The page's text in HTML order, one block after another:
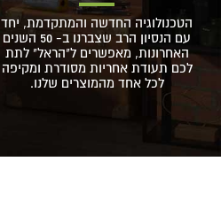
הטכנולוגיה החדשה והמתקדמת, יחד
עם הנסיון הרב שצברנו ב- 50 השנים
האחרונות, מאפשרים ל"הראל" לתת
לכם תעודת אחריות מסודרת ומקיפה
לכל אחד מהמוצרים שלנו.